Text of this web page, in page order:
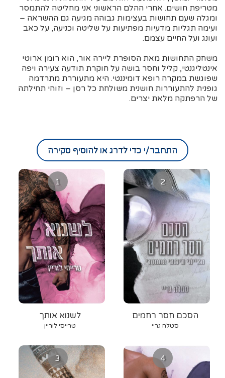
מטריפת חושים. אחרי ההלם הראשוני אני מחליטה להתמסר
ומגלה שעם תחושות בעצימות גבוהה מגיעה גם ההשראה –
ועימה תגליות מדעיות מפתיעות על שליטה וכניעה, על כאב
ועונג ועל החיים עצמם.
משחק התחושות מאת הסופרת ליירה אור, הוא רומן ארוטי
אינטליגנטי, קליל וחסר בושה על חוקרת תודעה צעירה ויפה
שפוגשת במקרה רופא דומיננטי. היא מתעוררת מתרדמה
גופנית להתעוררות חושנית משולחת כל רסן – וזוהי תחילתה
של הרפתקה מלאת יצרים.
התחבר/י כדי לדרג או להוסיף סקירה
1
לשנוא אותך
טרייסי לוריין
2
הסכם חסר רחמים
סטלה גריי
3 4